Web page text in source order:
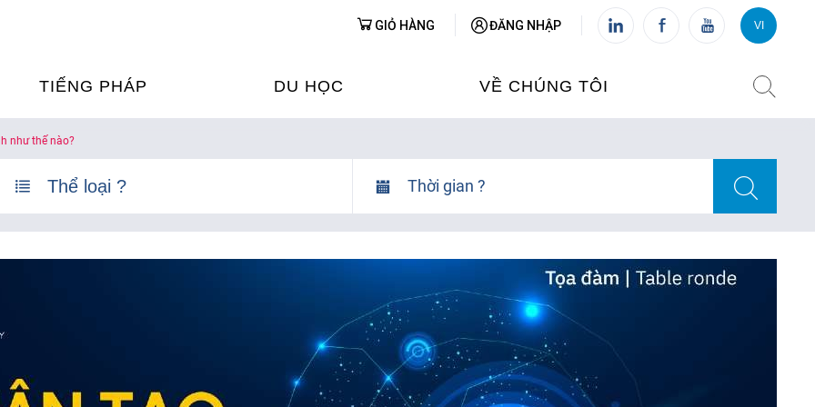
TIẾNG PHÁP
TIẾNG PHÁP
TIẾNG PHÁP NGAY TẠI
TIẾNG PHÁP
TÁC TIẾNG PHÁP
DU HỌC VỀ CHÚNG TÔI
CHI NHÁNH: HUẾ
CHI NHÁNH: ĐÀ NẴNG
CHI NHÁNH: TPHCM
GIỎ HÀNG ĐĂNG NHẬP VI
VI FR
như thế nào?
Thời gian ?